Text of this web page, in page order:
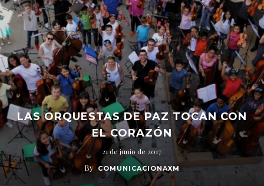
LAS ORQUESTAS DE PAZ TOCAN CON
EL CORAZÓN
21 de junio de 2017
By COMUNICACIONAXM